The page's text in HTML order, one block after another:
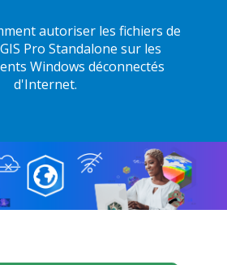
autoriser les fichiers de
Pro Standalone sur les
Windows déconnectés
d'Internet.